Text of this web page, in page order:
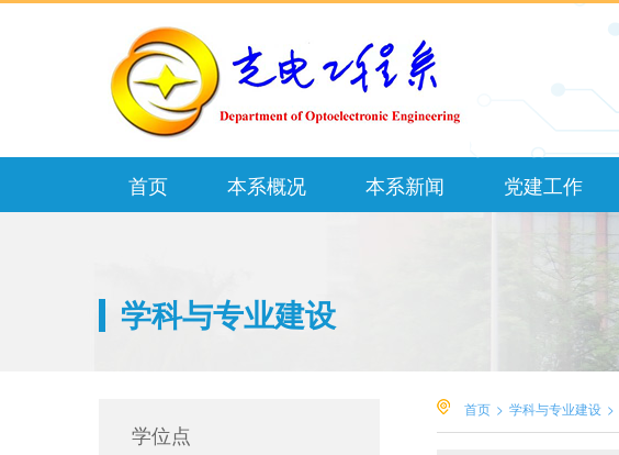
首页 本系概况 本系新闻 党建工作
学科与专业建设
学位点
首页 > 学科与专业建设 >